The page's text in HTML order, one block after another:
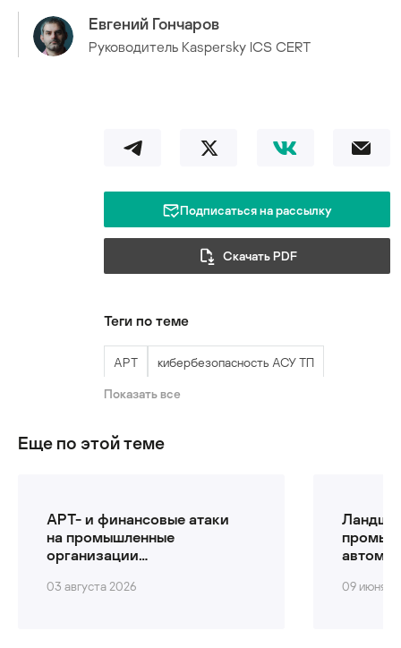
Евгений Гончаров
Руководитель Kaspersky ICS CERT
Подписаться на рассылку
Скачать PDF
Теги по теме
APT кибербезопасность АСУ ТП
промышленная кибербезопасность
уязвимости
Показать все
Еще по этой теме
APT- и финансовые атаки
на промышленные
организации
2026 года
03 августа 2026 09 июня